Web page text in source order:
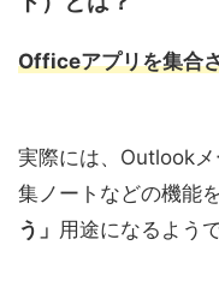
Officeアプリを集合
実際には、Outlook
集ノートなどの機能
う」 用途になるよう